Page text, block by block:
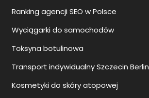
Ranking agencji SEO w Polsce
Wyciągarki do samochodów
Toksyna botulinowa
Transport indywidualny Szczecin Berlin
Kosmetyki do skóry atopowej